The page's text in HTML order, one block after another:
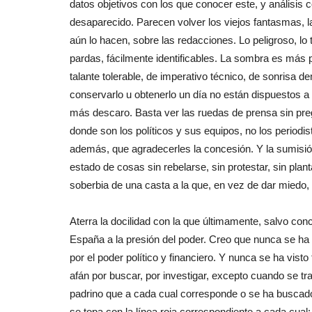
datos objetivos con los que conocer este, y análisis
desaparecido. Parecen volver los viejos fantasmas,
aún lo hacen, sobre las redacciones. Lo peligroso,
pardas, fácilmente identificables. La sombra es
talante tolerable, de imperativo técnico, de sonrisa
conservarlo u obtenerlo un día no están dispuestos
más descaro. Basta ver las ruedas de prensa sin
donde son los políticos y sus equipos, no los
además, que agradecerles la concesión. Y la
estado de cosas sin rebelarse, sin protestar, sin
soberbia de una casta a la que, en vez de dar
Aterra la docilidad con la que últimamente, salvo
España a la presión del poder. Creo que nunca se
por el poder político y financiero. Y nunca se ha
afán por buscar, por investigar, excepto cuando se
padrino que a cada cual corresponde o se ha